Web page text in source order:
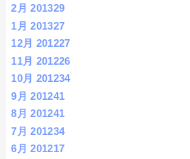
2月 201329
1月 201327
12月 201227
11月 201226
10月 201234
9月 201241
8月 201241
7月 201234
6月 201217